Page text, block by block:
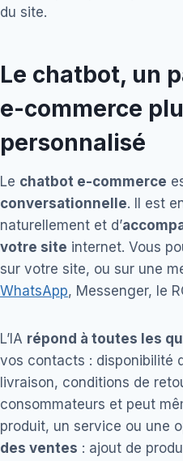
du site.
Le chatbot, un
e-commerce
personnalisé
Le chatbot e-commerce
conversationnelle. Il est
naturellement et d’
votre site internet. Vous
sur votre site, ou sur une
WhatsApp, Messenger, le
L’IA répond à toutes les
vos contacts : disponibilité
livraison, conditions de
consommateurs et peut
produit, un service ou une
des ventes : ajout de